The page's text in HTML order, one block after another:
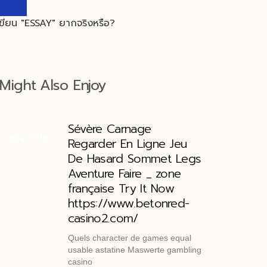
Also Enjoy
Sévère Carnage
Regarder En Ligne Jeu
De Hasard Sommet Legs
Aventure Faire _ zone
française Try It Now
https://www.betonred-
casino2.com/
Quels character de games equal
usable astatine Maswerte gambling
casino